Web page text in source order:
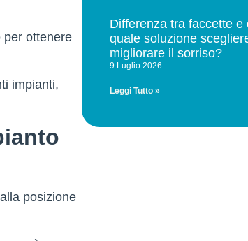
per ottenere
impianti,
posizione
Differenza tra faccette e
quale soluzione
migliorare il sorriso?
9 Luglio 2026
Leggi Tutto »